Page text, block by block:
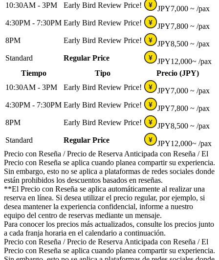
10:30AM - 3PM Early Bird Review Price! ¥ JPY7,000 ~ /pax
4:30PM - 7:30PM Early Bird Review Price! ¥ JPY7,800 ~ /pax
8PM
Early Bird Review Price! ¥ JPY8,500 ~ /pax
Standard
Regular Price ¥ JPY12,000~ /pax
Tiempo
Tipo
Precio (JPY)
10:30AM - 3PM
Early Bird Review Price! ¥ JPY7,000 ~ /pax
4:30PM - 7:30PM Early Bird Review Price! ¥ JPY7,800 ~ /pax
8PM
Early Bird Review Price! ¥ JPY8,500 ~ /pax
Standard
Regular Price ¥ JPY12,000~ /pax
Precio con Reseña / Precio de Reserva Anticipada con Reseña / El
Precio con Reseña se aplica cuando planea compartir su experiencia.
Sin embargo, esto no se aplica a plataformas de redes sociales donde
están prohibidos los descuentos basados en reseñas.
**El Precio con Reseña se aplica automáticamente al realizar una
reserva en línea. Si desea utilizar el precio regular, por ejemplo, si
desea mantener la experiencia confidencial, informe a nuestro
equipo del centro de reservas mediante un mensaje.
Para conocer los precios más actualizados, consulte los precios junto
a cada franja horaria en el calendario a continuación.
Precio con Reseña / Precio de Reserva Anticipada con Reseña / El
Precio con Reseña se aplica cuando planea compartir su experiencia.